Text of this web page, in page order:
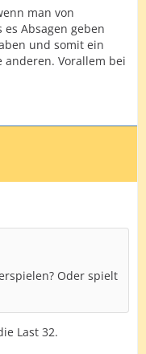
man von
Absagen geben
und somit ein
anderen. Vorallem bei
Oder spielt
Last 32.